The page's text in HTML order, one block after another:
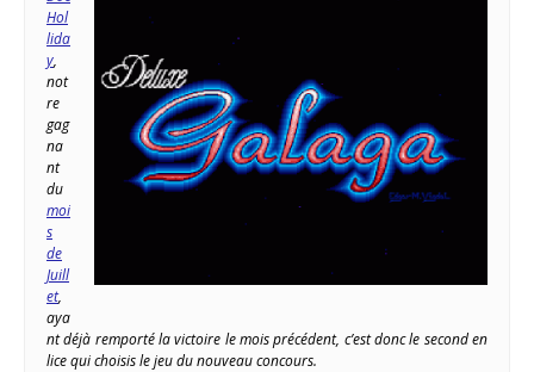
Hol
lida
y,
not
re
gag
na
nt
du
moi
s
de
Juill
et,
aya
nt déjà remporté la victoire le mois précédent, c’est donc le second en
lice qui choisis le jeu du nouveau concours.